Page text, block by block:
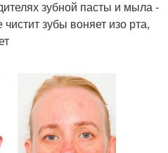
зубной пасты и мыла -
зубы воняет изо рта,